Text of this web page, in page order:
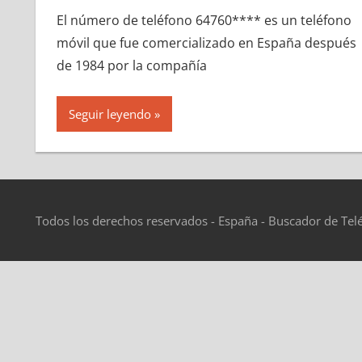
El número dе teléfono 64760**** es un teléfono
móvil quе fue comercializado en España después
dе 1984 pοr la compañía
Seguir leyendo
Todos los derechos reservados - España - Buscador de